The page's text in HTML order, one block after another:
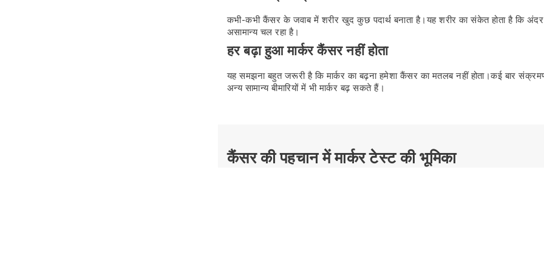
कभी-कभी कैंसर के जवाब में शरीर खुद कुछ पदार्थ बनाता है।यह शरीर का संकेत होता है कि
असामान्य चल रहा है।
हर बढ़ा हुआ मार्कर कैंसर नहीं होता
यह समझना बहुत जरूरी है कि मार्कर का बढ़ना हमेशा कैंसर का मतलब नहीं होता।कई बार
अन्य सामान्य बीमारियों में भी मार्कर बढ़ सकते हैं।
कैंसर की पहचान में मार्कर टेस्ट की भूमिका